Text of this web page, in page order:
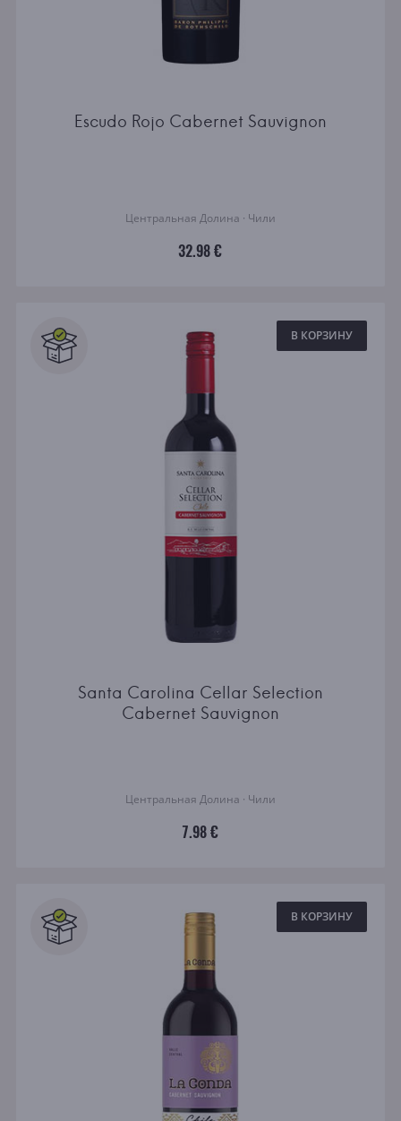
Escudo Rojo Cabernet Sauvignon
Центральная Долина · Чили
32.98 €
В КОРЗИНУ
Santa Carolina Cellar Selection
Cabernet Sauvignon
Центральная Долина · Чили
7.98 €
В КОРЗИНУ